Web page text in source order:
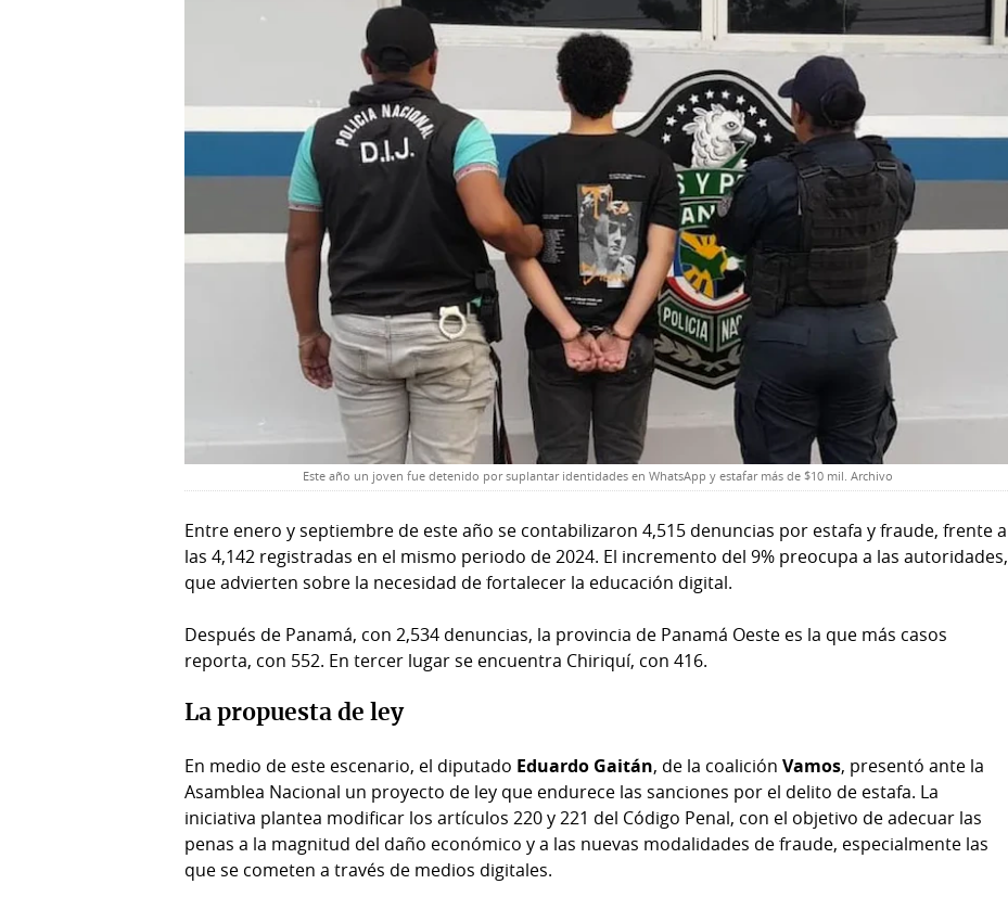
Este año un joven fue detenido por suplantar identidades en WhatsApp y estafar más de $10 mil. Archivo
Entre enero y septiembre de este año se contabilizaron 4,515 denuncias por estafa y fraude, frente a
las 4,142 registradas en el mismo periodo de 2024. El incremento del 9% preocupa a las autoridades,
que advierten sobre la necesidad de fortalecer la educación digital.
Después de Panamá, con 2,534 denuncias, la provincia de Panamá Oeste es la que más casos
reporta, con 552. En tercer lugar se encuentra Chiriquí, con 416.
La propuesta de ley
En medio de este escenario, el diputado Eduardo Gaitán, de la coaliciónVamos, presentó ante la
Asamblea Nacional un proyecto de ley que endurece las sanciones por el delito de estafa. La
iniciativa plantea modificar los artículos 220 y 221 del Código Penal, con el objetivo de adecuar las
penas a la magnitud del daño económico y a las nuevas modalidades de fraude, especialmente las
que se cometen a través de medios digitales.